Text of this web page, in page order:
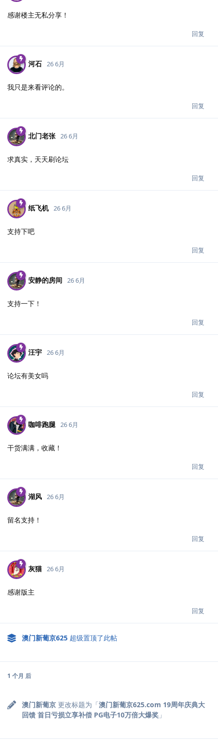
感谢楼主无私分享！
回复
河石 26 6月
我只是来看评论的。
回复
北门老张 26 6月
求真实，天天刷论坛
回复
纸飞机 26 6月
支持下吧
回复
安静的房间 26 6月
支持一下！
回复
汪宇 26 6月
论坛有美女吗
回复
咖啡跑腿 26 6月
干货满满，收藏！
回复
湖风 26 6月
留名支持！
回复
灰猫 26 6月
感谢版主
回复
澳门新葡京625 超级置顶了此帖
1 个月 后
澳门新葡京 更改标题为「澳门新葡京625.com 19周年庆典大
回馈 首日亏损立享补偿 PG电子10万倍大爆奖 」